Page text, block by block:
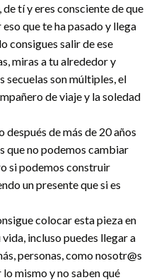
tí y eres consciente de que
que te ha pasado y llega
consigues salir de ese
miras a tu alrededor y
secuelas son múltiples, el
de viaje y la soledad
después de más de 20 años
que no podemos cambiar
si podemos construir
un presente que si es
colocar esta pieza en
incluso puedes llegar a
personas, como nosotr@s
mismo y no saben qué